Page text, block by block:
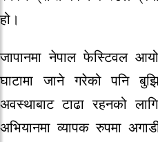
हो।
जापानमा नेपाल फेस्टिवल
घाटामा जाने गरेको पनि
अवस्थाबाट टाढा रहनको
अभियानमा व्यापक रुपमा